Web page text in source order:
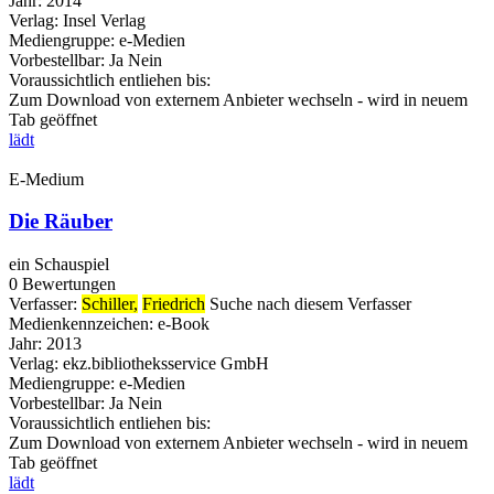
Verlag: Insel Verlag
Mediengruppe: e-Medien
Vorbestellbar: Ja Nein
Voraussichtlich entliehen bis:
Zum Download von externem Anbieter wechseln - wird in neuem
Tab geöffnet
lädt
E-Medium
Die Räuber
ein Schauspiel
0 Bewertungen
Verfasser: Schiller, Friedrich Suche nach diesem Verfasser
Medienkennzeichen: e-Book
Jahr: 2013
Verlag: ekz.bibliotheksservice GmbH
Mediengruppe: e-Medien
Vorbestellbar: Ja Nein
Voraussichtlich entliehen bis:
Zum Download von externem Anbieter wechseln - wird in neuem
Tab geöffnet
lädt